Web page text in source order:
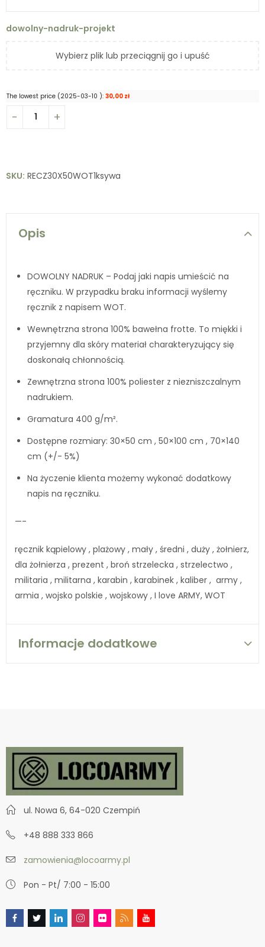
dowolny-nadruk-projekt
Wybierz plik lub przeciągnij go i upuść
The lowest price (2025-03-10 ): 30,00 zł
SKU: RECZ30X50WOT1ksywa
Opis
DOWOLNY NADRUK – Podaj jaki napis umieścić na
ręczniku. W przypadku braku informacji wyślemy
ręcznik z napisem WOT.
Wewnętrzna strona 100% bawełna frotte. To miękki i
przyjemny dla skóry materiał charakteryzujący się
doskonałą chłonnością.
Zewnętrzna strona 100% poliester z niezniszczalnym
nadrukiem.
Gramatura 400 g/m².
Dostępne rozmiary: 30×50 cm , 50×100 cm , 70×140
cm (+/- 5%)
Na życzenie klienta możemy wykonać dodatkowy
napis na ręczniku.
—-
ręcznik kąpielowy , plażowy , mały , średni , duży , żołnierz,
dla żołnierza , prezent , broń strzelecka , strzelectwo ,
militaria , militarna , karabin , karabinek , kaliber , army ,
armia , wojsko polskie , wojskowy , I love ARMY, WOT
Informacje dodatkowe
ul. Nowa 6, 64-020 Czempiń
+48 888 333 866
zamowienia@locoarmy.pl
Pon - Pt/ 7:00 - 15:00